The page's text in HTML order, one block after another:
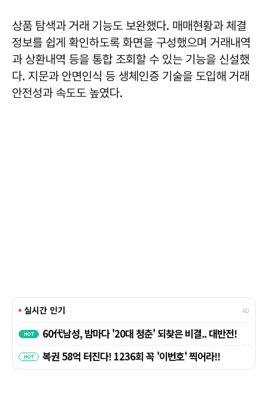
상품 탐색과 거래 기능도 보완했다. 매매현황과 체결
정보를 쉽게 확인하도록 화면을 구성했으며 거래내역
과 상환내역 등을 통합 조회할 수 있는 기능을 신설했
다. 지문과 안면인식 등 생체인증 기술을 도입해 거래
안전성과 속도도 높였다.